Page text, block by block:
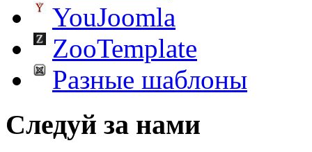
YouJoomla
ZooTemplate
Разные шаблоны
Следуй за нами